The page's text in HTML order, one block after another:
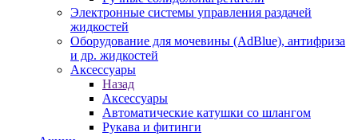
Электронные системы управления раздачей
жидкостей
Оборудование для мочевины (AdBlue), антифриза
и др. жидкостей
Аксессуары
Назад
Аксессуары
Автоматические катушки со шлангом
Рукава и фитинги